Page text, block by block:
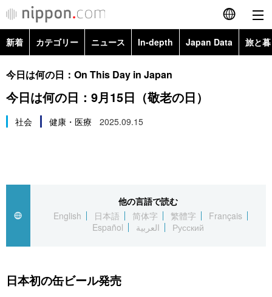
English
繁體字
Русский
カテゴリー
経済・ビジネス
国際
文化
トップ
アーカイブ
In-depth
Japan Data
動画/Live
新着 カテゴリー ニュース In-depth Japan Data 旅と
政治・外交
経済・ビジネス
スポーツ・東京2020
今日は何の日：On This Day in Japan
今日は何の日：9月15日（敬老の日）
社会 健康・医療 2025.09.15
他の言語で読む
English
日本語 简体字 繁體字
Français
Español
العربية Русский
日本初の缶ビール発売